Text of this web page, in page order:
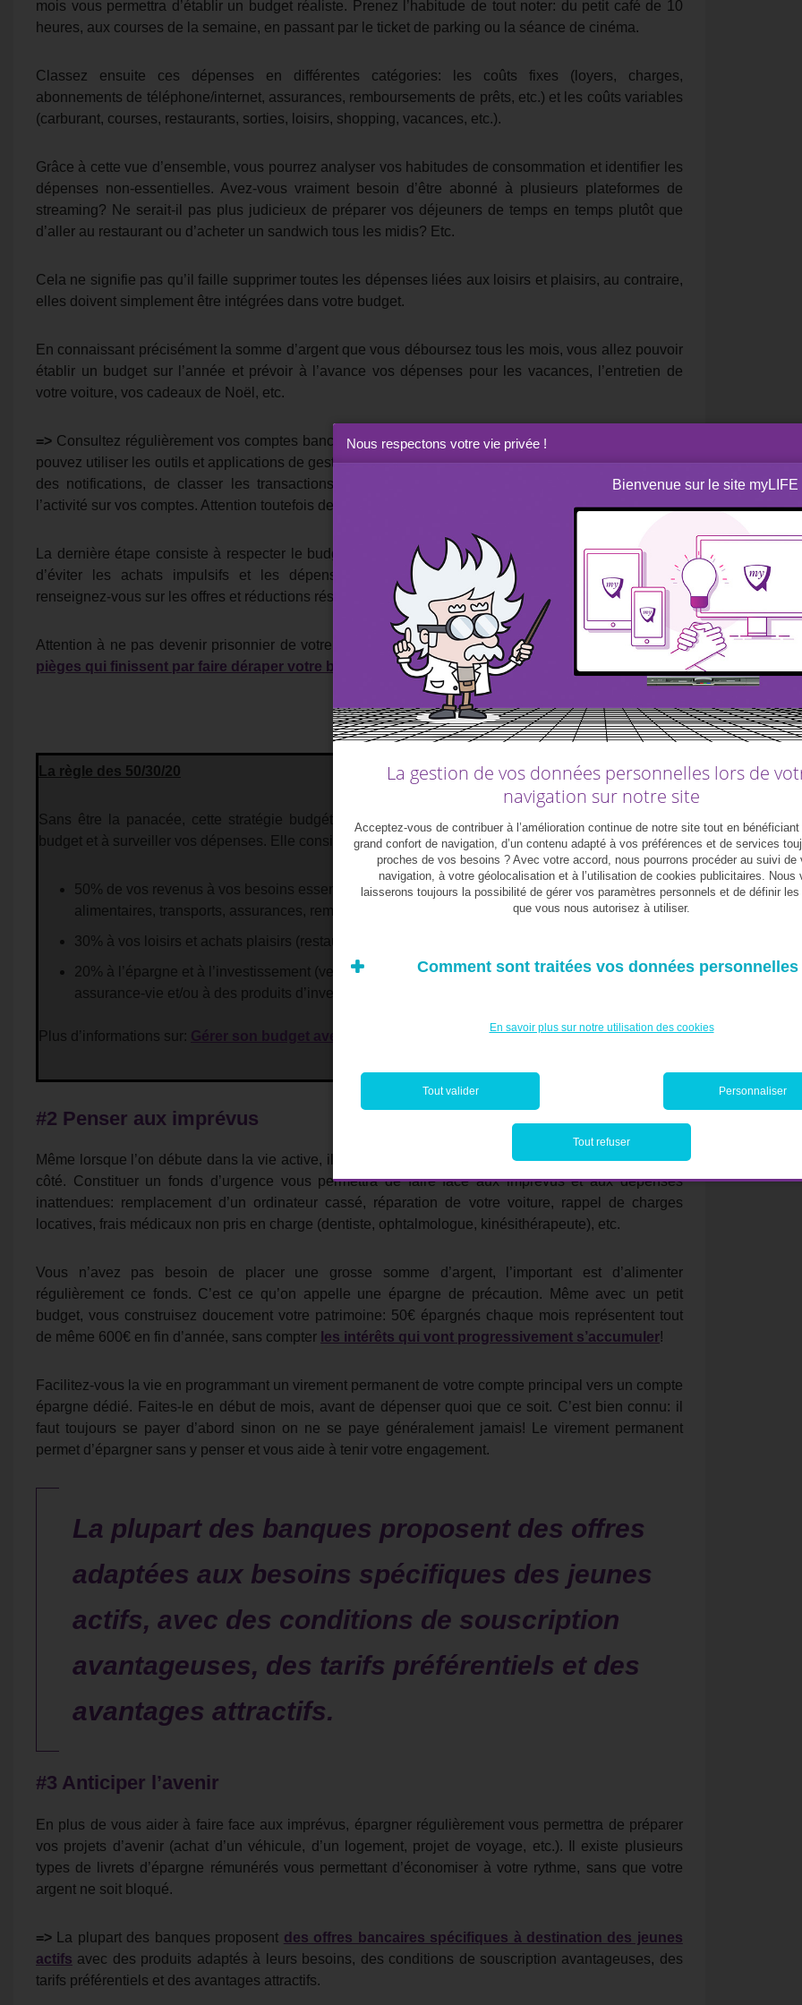
mois vous permettra d’établir un budget réaliste. Prenez l’habitude de tout noter: du petit café de 10
heures, aux courses de la semaine, en passant par le ticket de parking ou la séance de cinéma.
Classez ensuite ces dépenses en différentes catégories: les coûts fixes (loyers, charges,
abonnements de téléphone/internet, assurances, remboursements de prêts, etc.) et les coûts variables
(carburant, courses, restaurants, sorties, loisirs, shopping, vacances, etc.).
Grâce à cette vue d’ensemble, vous pourrez analyser vos habitudes de consommation et identifier les
dépenses non-essentielles. Avez-vous vraiment besoin d’être abonné à plusieurs plateformes de
streaming? Ne serait-il pas plus judicieux de préparer vos déjeuners de temps en temps plutôt que
d’aller au restaurant ou d’acheter un sandwich tous les midis? Etc.
Cela ne signifie pas qu’il faille supprimer toutes les dépenses liées aux loisirs et plaisirs, au contraire,
elles doivent simplement être intégrées dans votre budget.
En connaissant précisément la somme d’argent que vous déboursez tous les mois, vous allez pouvoir
établir un budget sur l’année et prévoir à l’avance vos dépenses pour les vacances, l’entretien de
votre voiture, vos cadeaux de Noël, etc.
=> Consultez régulièrement vos comptes bancaires et contrôlez vos entrées et sorties d’argent. Vous
pouvez utiliser les outils et applications de gestion de budget qui permettent généralement de recevoir
des notifications, de classer les transactions par catégories et vous offrent une vision claire de
l’activité sur vos comptes. Attention toutefois de ne pas adopter
une vue trop rigide de votre budget.
La dernière étape consiste à respecter le budget que vous vous êtes fixé. Pour vous aider, essayez
d’éviter les achats impulsifs et les dépenses superflues, pensez aux produits d’occasion et
renseignez-vous sur les offres et réductions réservées aux «jeunes actifs».
Attention à ne pas devenir prisonnier de votre budget. Il est important d’apprendre à éviter
tous ces
pièges qui finissent par faire déraper votre budget
pour de mauvaises raisons.
La règle des 50/30/20
Sans être la panacée, cette stratégie budgétaire peut être efficace pour vous aider à gérer votre
budget et à surveiller vos dépenses. Elle consiste à allouer:
50% de vos revenus à vos besoins essentiels et obligations (loyer, factures, courses
alimentaires, transports, assurances, remboursements de prêts, etc.);
30% à vos loisirs et achats plaisirs (restaurants, cinémas, vacances, activités culturelles, etc.);
20% à l’épargne et à l’investissement (versements sur un compte épargne, souscription à une
assurance-vie et/ou à des produits d’investissement, remboursement anticipé d’une dette, etc.).
Plus d’informations sur: Gérer son budget avec la règle des 50/30/20 .
#2 Penser aux imprévus
Même lorsque l’on débute dans la vie active, il est possible (et recommandé) de mettre de l’argent de
côté. Constituer un fonds d’urgence vous permettra de faire face aux imprévus et aux dépenses
inattendues: remplacement d’un ordinateur cassé, réparation de votre voiture, rappel de charges
locatives, frais médicaux non pris en charge (dentiste, ophtalmologue, kinésithérapeute), etc.
Vous n’avez pas besoin de placer une grosse somme d’argent, l’important est d’alimenter
régulièrement ce fonds. C’est ce qu’on appelle une épargne de précaution. Même avec un petit
budget, vous construisez doucement votre patrimoine: 50€ épargnés chaque mois représentent tout
de même 600€ en fin d’année, sans compter les intérêts qui vont progressivement s’accumuler!
Facilitez-vous la vie en programmant un virement permanent de votre compte principal vers un compte
épargne dédié. Faites-le en début de mois, avant de dépenser quoi que ce soit. C’est bien connu: il
faut toujours se payer d’abord sinon on ne se paye généralement jamais! Le virement permanent
permet d’épargner sans y penser et vous aide à tenir votre engagement.
La plupart des banques proposent des offres
adaptées aux besoins spécifiques des jeunes
actifs, avec des conditions de souscription
avantageuses, des tarifs préférentiels et des
avantages attractifs.
#3 Anticiper l’avenir
En plus de vous aider à faire face aux imprévus, épargner régulièrement vous permettra de préparer
vos projets d’avenir (achat d’un véhicule, d’un logement, projet de voyage, etc.). Il existe plusieurs
types de livrets d’épargne rémunérés vous permettant d’économiser à votre rythme, sans que votre
argent ne soit bloqué.
=> La plupart des banques proposent des offres bancaires spécifiques à destination des jeunes
actifs avec des produits adaptés à leurs besoins, des conditions de souscription avantageuses, des
tarifs préférentiels et des avantages attractifs.
Nous respectons votre vie privée !
Bienvenue sur le site myLIFE
La gestion de vos données personnelles lors de
navigation sur notre site
Acceptez-vous de contribuer à l’amélioration continue de notre site tout en bénéficiant
grand confort de navigation, d’un contenu adapté à vos préférences et de services
proches de vos besoins ? Avec votre accord, nous pourrons procéder au suivi de
navigation, à votre géolocalisation et à l’utilisation de cookies publicitaires. Nous
laisserons toujours la possibilité de gérer vos paramètres personnels et de définir
que vous nous autorisez à utiliser.
Comment sont traitées vos données personnelles
En savoir plus sur notre utilisation des cookies
Tout valider Personnaliser
Tout refuser